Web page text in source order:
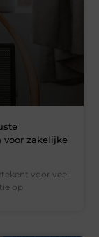
zakelijke
voor veel
op